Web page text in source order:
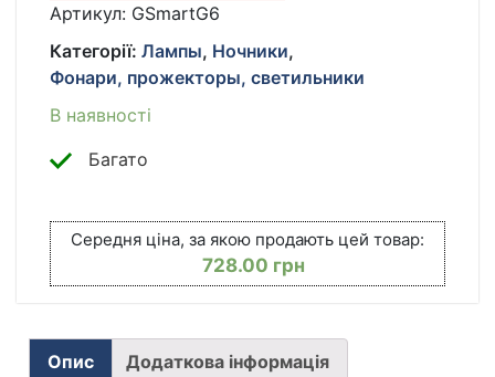
SMART
ЛАМПА-
НОЧНИК
С
ЧАСАМИ
BLUETOOTH-
КОЛОНКОЙ
БЕСПРОВОДНОЙ
ЗАРЯДКОЙ
КІЛЬКІСТЬ
Артикул: GSmartG6
Категорії: Лампы, Ночники,
Фонари, прожекторы, светильники
В наявності
Багато
Середня ціна, за якою продають цей товар:
728.00 грн
Опис Додаткова інформація